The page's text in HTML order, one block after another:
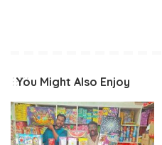
You Might Also Enjoy